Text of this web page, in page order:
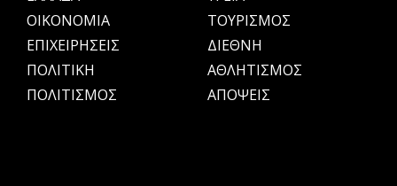
OIKONOMIA
ΕΠΙΧΕΙΡΗΣΕΙΣ
ΠΟΛΙΤΙΚΗ
ΠΟΛΙΤΙΣΜΟΣ
ΤΟΥΡΙΣΜΟΣ
ΔΙΕΘΝΗ
ΑΘΛΗΤΙΣΜΟΣ
ΑΠΟΨΕΙΣ